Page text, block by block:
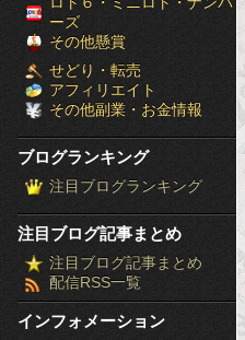
ーズ
その他懸賞
せどり・転売
アフィリエイト
その他副業・お金情報
ブログランキング
注目ブログランキング
注目ブログ記事まとめ
注目ブログ記事まとめ
配信RSS一覧
インフォメーション